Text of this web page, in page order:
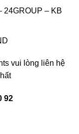
24GROUP – KB
vui lòng liên hệ
92